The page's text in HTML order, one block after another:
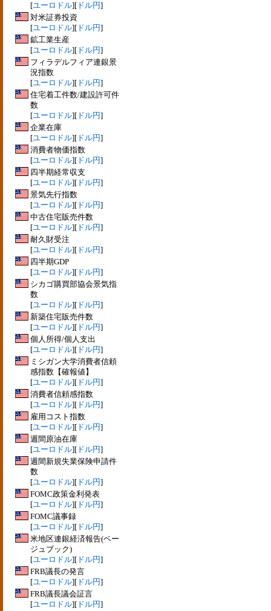
[ユーロドル][ ドル円]
対米証券投資
[ユーロドル][ ドル円]
鉱工業生産
[ユーロドル][ ドル円]
フィラデルフィア連銀景
況指数
[ユーロドル][ ドル円]
住宅着工件数/建設許可件
数
[ユーロドル][ ドル円]
企業在庫
[ユーロドル][ ドル円]
消費者物価指数
[ユーロドル][ ドル円]
四半期経常収支
[ユーロドル][ ドル円]
景気先行指数
[ユーロドル][ ドル円]
中古住宅販売件数
[ユーロドル][ ドル円]
耐久財受注
[ユーロドル][ ドル円]
四半期GDP
[ユーロドル][ ドル円]
シカゴ購買部協会景気指
数
[ユーロドル][ ドル円]
新築住宅販売件数
[ユーロドル][ ドル円]
個人所得/個人支出
[ユーロドル][ ドル円]
ミシガン大学消費者信頼
感指数【確報値】
[ユーロドル][ ドル円]
消費者信頼感指数
[ユーロドル][ ドル円]
雇用コスト指数
[ユーロドル][ ドル円]
週間原油在庫
[ユーロドル][ ドル円]
週間新規失業保険申請件
数
[ユーロドル][ ドル円]
FOMC政策金利発表
[ユーロドル][ ドル円]
FOMC議事録
[ユーロドル][ ドル円]
米地区連銀経済報告(ベー
ジュブック)
[ユーロドル][ ドル円]
FRB議長の発言
[ユーロドル][ ドル円]
FRB議長議会証言
[ユーロドル][ ドル円]